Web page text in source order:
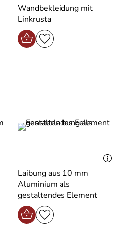
Wandbekleidung mit
Linkrusta
Laibung aus 10 mm
Aluminium als
gestaltendes Element